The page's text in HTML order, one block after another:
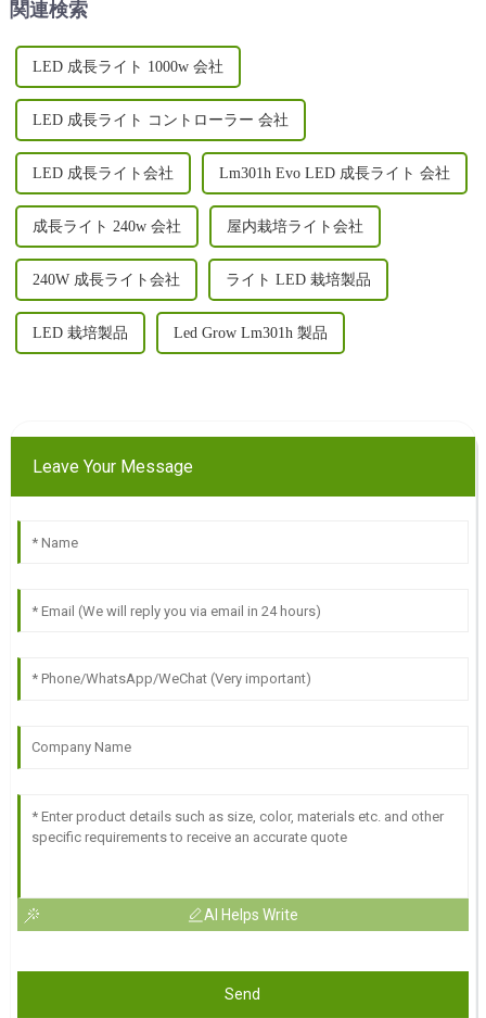
関連検索
LED 成長ライト 1000w 会社
LED 成長ライト コントローラー 会社
LED 成長ライト会社 Lm301h Evo LED 成長ライト 会社
成長ライト 240w 会社 屋内栽培ライト会社
240W 成長ライト会社 ライト LED 栽培製品
LED 栽培製品 Led Grow Lm301h 製品
Leave Your Message
AI Helps Write
Send